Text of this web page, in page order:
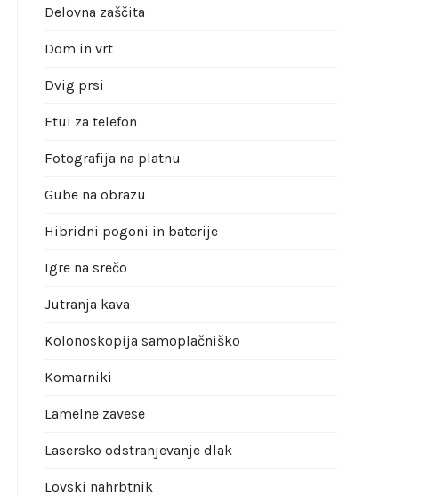
Delovna zaščita
Dom in vrt
Dvig prsi
Etui za telefon
Fotografija na platnu
Gube na obrazu
Hibridni pogoni in baterije
Igre na srečo
Jutranja kava
Kolonoskopija samoplačniško
Komarniki
Lamelne zavese
Lasersko odstranjevanje dlak
Lovski nahrbtnik